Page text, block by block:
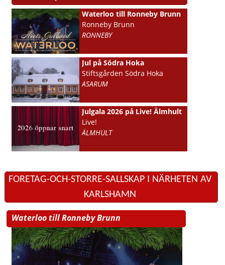
Waterloo till Ronneby Brunn
Ronneby Brunn
RONNEBY
Jul på Södra Hoka
Stiftsgården Södra Hoka
ASARUM
Julgala 2026 på Live! Älmhult
Live!
ÄLMHULT
FORETAG-OCH-STORRE-SALLSKAP I NÄRHETEN AV
KARLSHAMN
Waterloo till Ronneby Brunn